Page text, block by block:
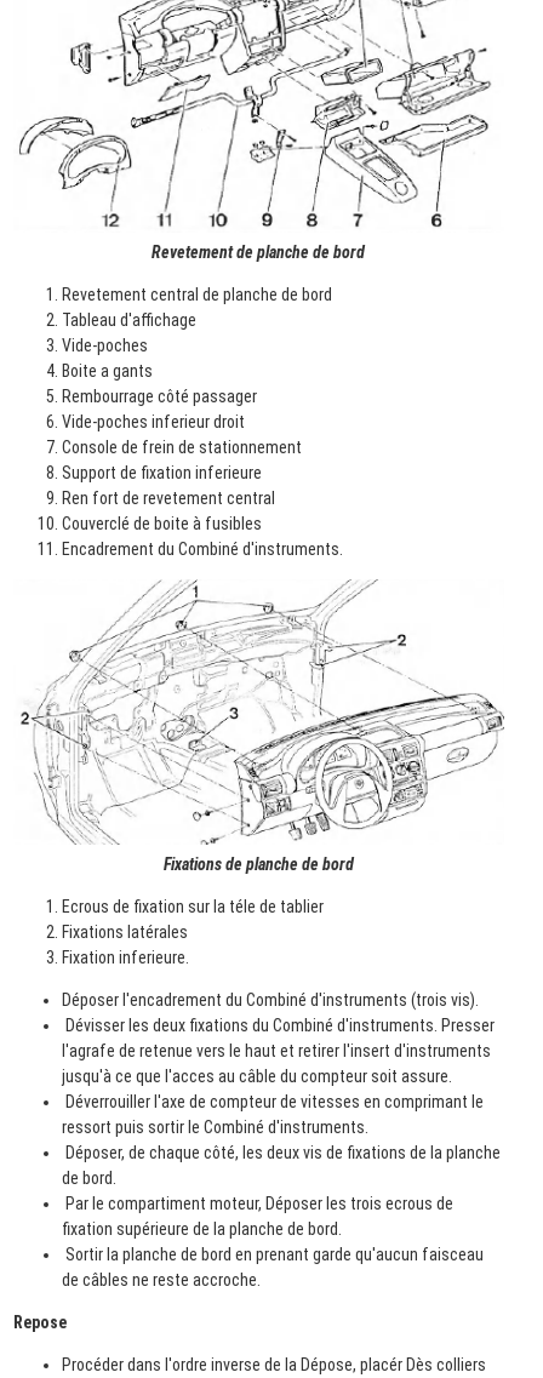
Revetement de planche de bord
Revetement central de planche de bord
Tableau d'affichage
Vide-poches
Boite a gants
Rembourrage côté passager
Vide-poches inferieur droit
Console de frein de stationnement
Support de fixation inferieure
Ren fort de revetement central
Couverclé de boite à fusibles
Encadrement du Combiné d'instruments.
Fixations de planche de bord
Ecrous de fixation sur la téle de tablier
Fixations latérales
Fixation inferieure.
Déposer l'encadrement du Combiné d'instruments (trois vis).
Dévisser les deux fixations du Combiné d'instruments. Presser
l'agrafe de retenue vers le haut et retirer l'insert d'instruments
jusqu'à ce que l'acces au câble du compteur soit assure.
Déverrouiller l'axe de compteur de vitesses en comprimant le
ressort puis sortir le Combiné d'instruments.
Déposer, de chaque côté, les deux vis de fixations de la planche
de bord.
Par le compartiment moteur, Déposer les trois ecrous de
fixation supérieure de la planche de bord.
Sortir la planche de bord en prenant garde qu'aucun faisceau
de câbles ne reste accroche.
Repose
Procéder dans l'ordre inverse de la Dépose, placér Dès colliers